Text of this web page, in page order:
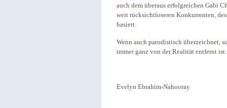
auch dem überaus erfolgreichen Gabi
weit rücksichtloseren Konkurrenten,
basiert.
Wenn auch parodistisch überzeichnet,
immer ganz von der Realität entfernt ist.
Evelyn Ebrahim-Nahooray